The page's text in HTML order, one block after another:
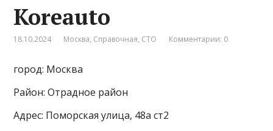
Koreauto
18.10.2024 Москва, Справочная, СТО Комментарии: 0
город: Москва
Район: Отрадное район
Адрес: Поморская улица, 48а ст2